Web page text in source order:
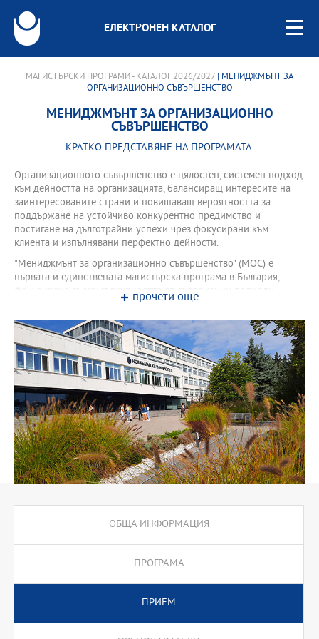
ЕЛЕКТРОНЕН КАТАЛОГ
МАГИСТЪРСКИ ПРОГРАМИ - КАТАЛОГ 2026/2027 | МЕНИДЖМЪНТ ЗА
ОРГАНИЗАЦИОННО СЪВЪРШЕНСТВО
МЕНИДЖМЪНТ ЗА ОРГАНИЗАЦИОННО
СЪВЪРШЕНСТВО
КРАТКО ПРЕДСТАВЯНЕ НА ПРОГРАМАТА:
Организационното съвършенство е цялостен, системен подход
към дейността на организацията, балансиращ интересите на
заинтересованите страни и повишаващ вероятността за
поддържане на устойчиво конкурентно предимство и
постигане на дълготрайни успехи чрез фокусирани към
клиента и изпълнявани перфектно дейности.
"Мениджмънт за организационно съвършенство" (МОС) е
първата и единствената магистърска програма в България,
фокусирана върху съвкупността от съвременни подходи,
техники и култура на мениджмънта, обединени от концепциите
на "Организационното съвършенство" (ОС). ОС е управленската
парадигма, възприета от най-успешните организации през 21
век.
Обучението се провежда на български език, като се предлага в
редовна форма, осигуряваща гъвкав процес на учене за
работещи професионалисти.
Мисията на програмата е: 1) да формира следващо поколение
ръководители - лидери визионери, които ръководят етично, с
интегритет и иновации, създавайки устойчиво бъдеще; 2) да
развие ръководители, които съчетават технологична
осведоменост, социална отговорност и умения да вдъхновяват
промяна; 3) да насърчи критично мислене, адаптивност и
устойчивото развитие и позитивния социален и икономически
Стратегически цели на програмата са:
1. Развитие на цялостна лидерска осъзнатост, чрез стимулиране
на екипно сътрудничество, мрежово мислене и вземане на
прочети още
ОБЩА ИНФОРМАЦИЯ
ПРОГРАМА
ПРИЕМ